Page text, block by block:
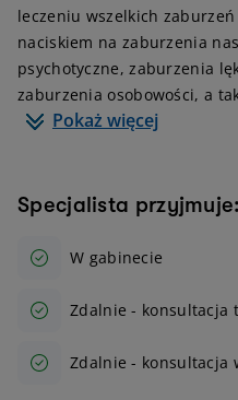
leczeniu wszelkich
naciskiem na zaburzenia
psychotyczne, zaburzenia
zaburzenia osobowości, a
Pokaż więcej
Specjalista przyjmuje:
W gabinecie
Zdalnie - konsultacja
Zdalnie - konsultacja